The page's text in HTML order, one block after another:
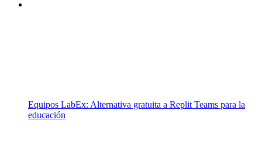
Equipos LabEx: Alternativa gratuita a Replit Teams para la
educación